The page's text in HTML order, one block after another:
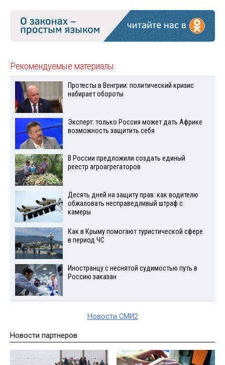
Рекомендуемые материалы
Протесты в Венгрии: политический кризис
набирает обороты
Эксперт: только Россия может дать Африке
возможность защитить себя
В России предложили создать единый
реестр агроагрегаторов
Десять дней на защиту прав: как водителю
обжаловать несправедливый штраф с
камеры
Как в Крыму помогают туристической сфере
в период ЧС
Иностранцу с неснятой судимостью путь в
Россию заказан
Новости СМИ2
Новости партнеров